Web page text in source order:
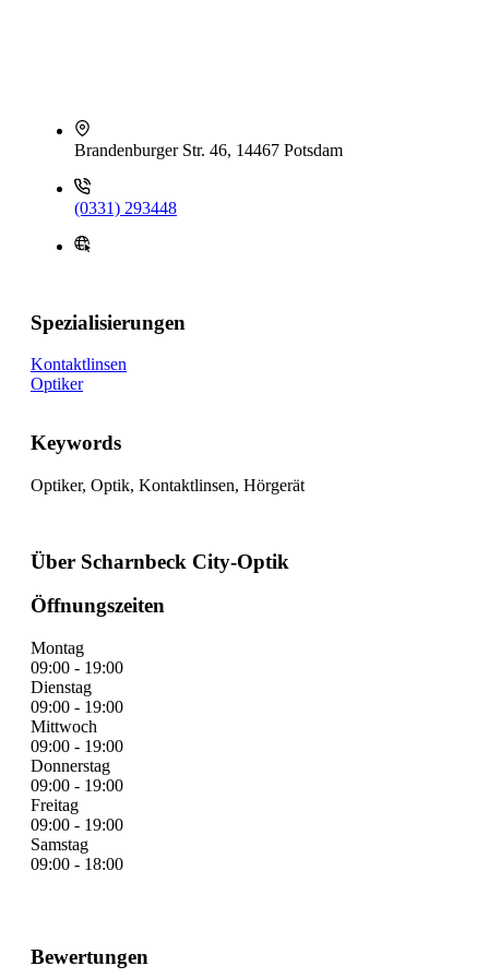
Brandenburger Str. 46, 14467 Potsdam
(0331) 293448
Spezialisierungen
Kontaktlinsen
Optiker
Keywords
Optiker, Optik, Kontaktlinsen, Hörgerät
Über Scharnbeck City-Optik
Öffnungszeiten
Montag
09:00 - 19:00
Dienstag
09:00 - 19:00
Mittwoch
09:00 - 19:00
Donnerstag
09:00 - 19:00
Freitag
09:00 - 19:00
Samstag
09:00 - 18:00
Bewertungen